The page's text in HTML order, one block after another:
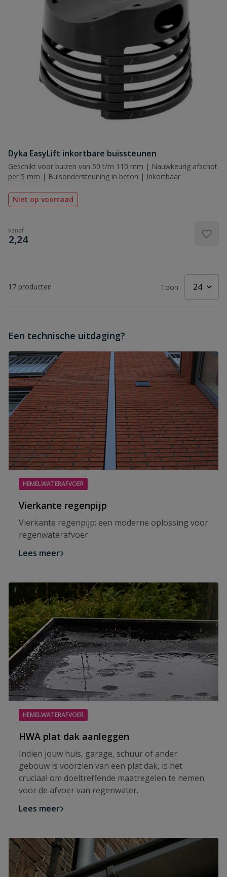
Dyka EasyLift inkortbare buissteunen
Geschikt voor buizen van 50 t/m 110 mm | Nauwkeurig afschot
per 5 mm | Buisondersteuning in beton | Inkortbaar
Niet op voorraad
vanaf
€
2,24
17 producten Toon
Een technische uitdaging?
HEMELWATERAFVOER
Vierkante regenpijp
Vierkante regenpijp: een moderne oplossing voor
regenwaterafvoer
Lees meer
HEMELWATERAFVOER
HWA plat dak aanleggen
Indien jouw huis, garage, schuur of ander
gebouw is voorzien van een plat dak, is het
cruciaal om doeltreffende maatregelen te nemen
voor de afvoer van regenwater.
Lees meer